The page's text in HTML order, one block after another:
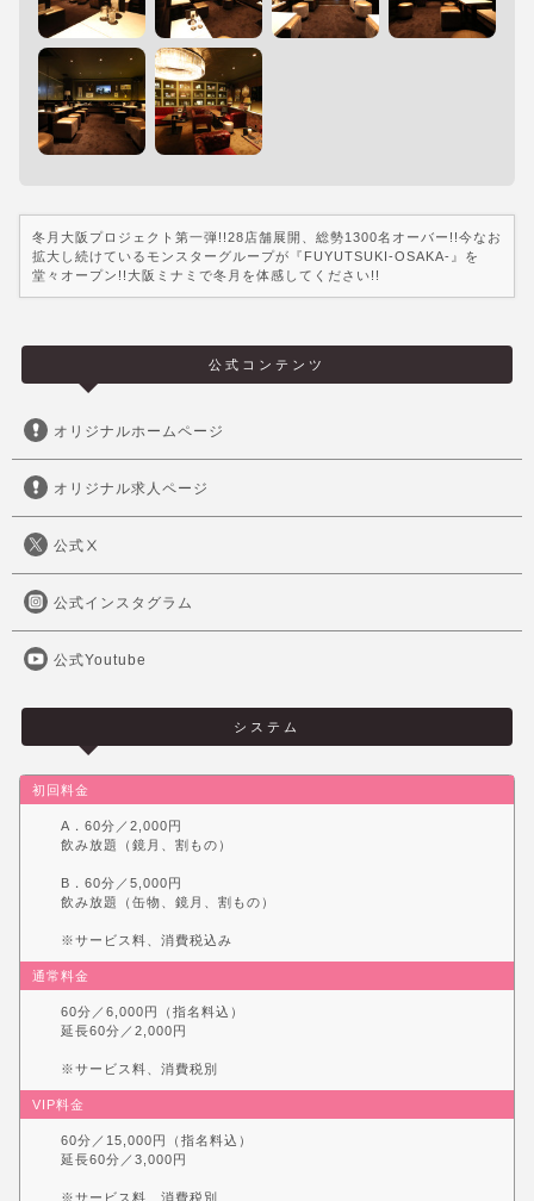
冬月大阪プロジェクト第一弾!!28店舗展開、総勢1300名オーバー!!今なお
拡大し続けているモンスターグループが『FUYUTSUKI-OSAKA-』を
堂々オープン!!大阪ミナミで冬月を体感してください!!
公式コンテンツ
オリジナルホームページ
オリジナル求人ページ
公式Ⅹ
公式インスタグラム
公式Youtube
システム
初回料金
A．60分／2,000円
飲み放題（鏡月、割もの）
B．60分／5,000円
飲み放題（缶物、鏡月、割もの）
※サービス料、消費税込み
通常料金
60分／6,000円（指名料込）
延長60分／2,000円
※サービス料、消費税別
VIP料金
60分／15,000円（指名料込）
延長60分／3,000円
※サービス料、消費税別